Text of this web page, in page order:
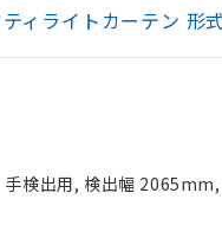
ィライトカーテン 形
手検出用, 検出幅